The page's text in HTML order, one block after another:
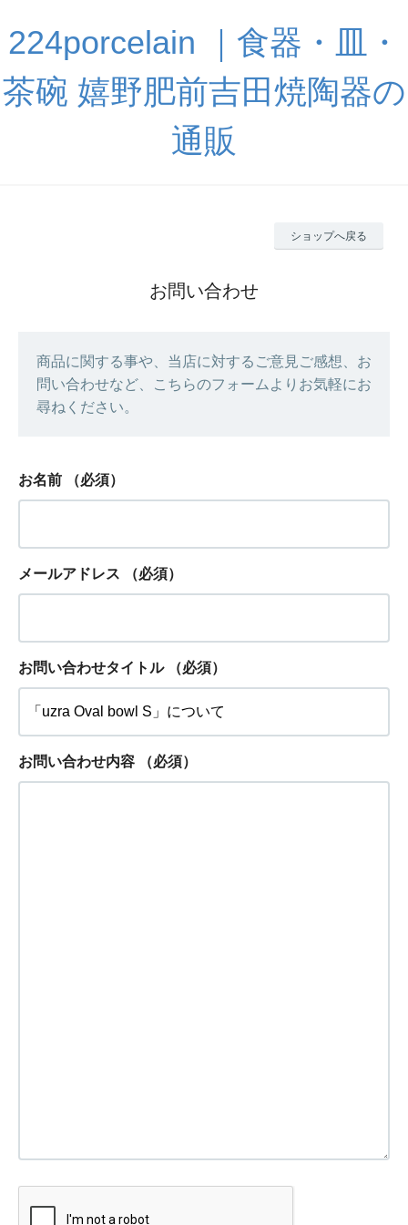
224porcelain ｜食器・皿・
茶碗 嬉野肥前吉田焼陶器の
通販
ショップへ戻る
お問い合わせ
商品に関する事や、当店に対するご意見ご感想、お
問い合わせなど、こちらのフォームよりお気軽にお
尋ねください。
お名前 （必須）
メールアドレス （必須）
お問い合わせタイトル （必須）
お問い合わせ内容 （必須）